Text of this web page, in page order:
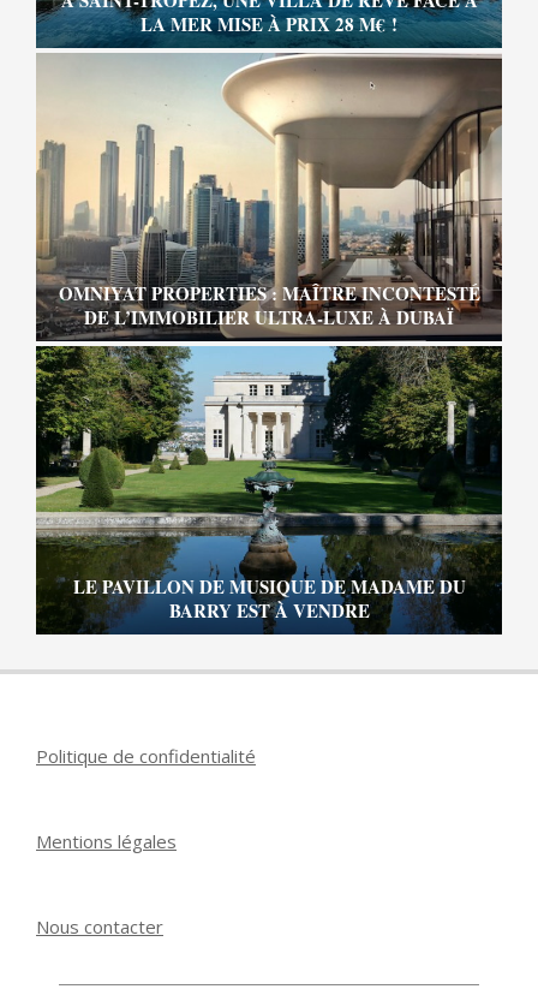
LA MER MISE À PRIX 28 M€ !
OMNIYAT PROPERTIES : MAÎTRE INCONTESTÉ
DE L’IMMOBILIER ULTRA-LUXE À DUBAÏ
LE PAVILLON DE MUSIQUE DE MADAME DU
BARRY EST À VENDRE
Politique de confidentialité
Mentions légales
Nous contacter